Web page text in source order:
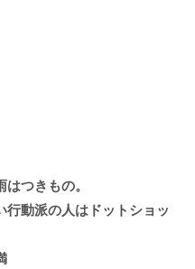
つきもの。
行動派の人はドットショッ